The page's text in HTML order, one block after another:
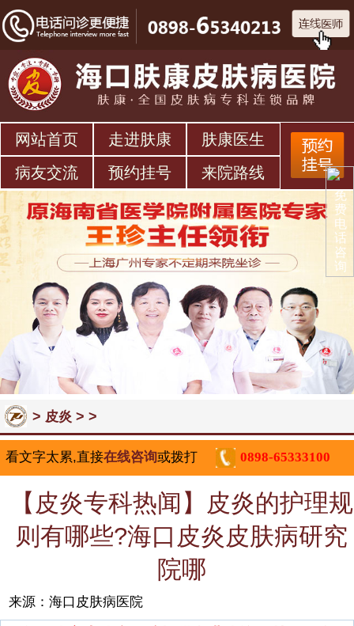
网站首页 走进肤康
肤康医生
病友交流
预约挂号 来院路线
> 皮炎 > >
看文字太累,直接在线咨询或拨打 0898-65333100
【皮炎专科热闻】皮炎的护理规
则有哪些?海口皮炎皮肤病研究
院哪
来源：海口皮肤病医院
免
费
电
话
咨
询